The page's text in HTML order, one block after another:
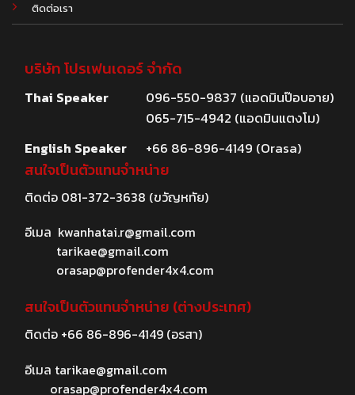
ติดต่อเรา
บริษัท โปรเฟนเดอร์ จำกัด
Thai Speaker
096-550-9837 (แอดมินป๊อบอาย)
065-715-4942 (แอดมินแตงโม)
English Speaker
+66 86-896-4149 (Orasa)
สนใจเป็นตัวแทนจำหน่าย
ติดต่อ 081-372-3638 (ขวัญหทัย)
อีเมล kwanhatai.r@gmail.com
tarikae@gmail.com
orasap@profender4x4.com
สนใจเป็นตัวแทนจำหน่าย (ต่างประเทศ)
ติดต่อ +66 86-896-4149(อรสา)
อีเมล tarikae@gmail.com
orasap@profender4x4.com